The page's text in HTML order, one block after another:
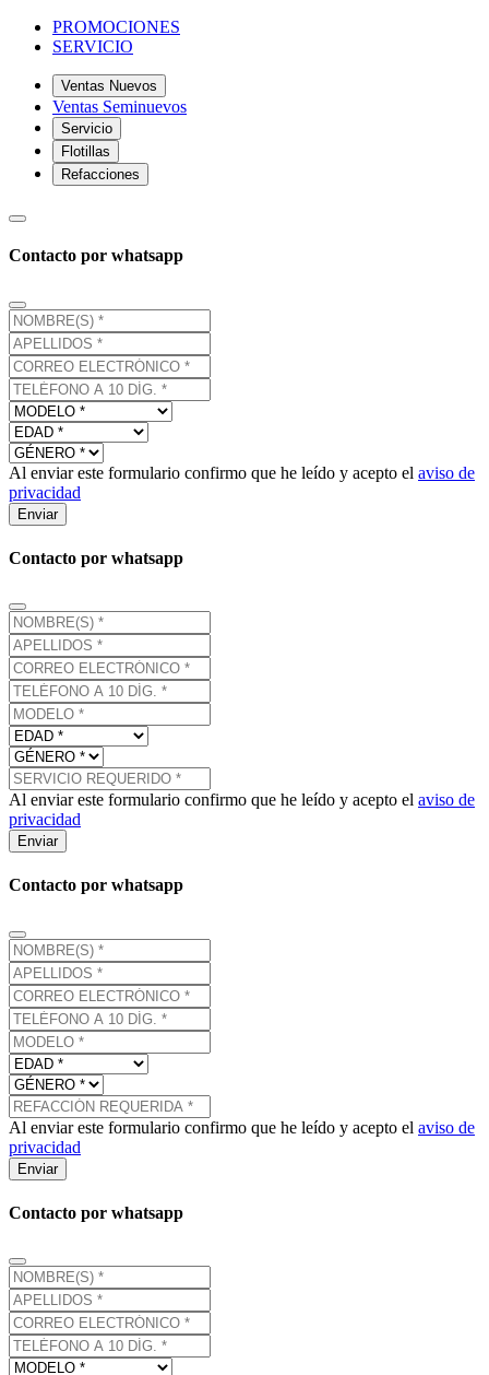
PROMOCIONES
SERVICIO
Ventas Nuevos
Ventas Seminuevos
Servicio
Flotillas
Refacciones
Contacto por whatsapp
Al enviar este formulario confirmo que he leído y acepto el aviso de
privacidad
Enviar
Contacto por whatsapp
Al enviar este formulario confirmo que he leído y acepto el aviso de
privacidad
Enviar
Contacto por whatsapp
Al enviar este formulario confirmo que he leído y acepto el aviso de
privacidad
Enviar
Contacto por whatsapp